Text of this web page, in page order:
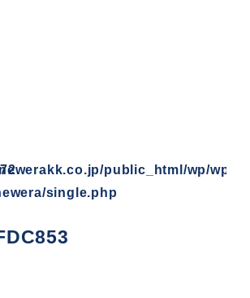
public_html/wp/wp-
single.php
72